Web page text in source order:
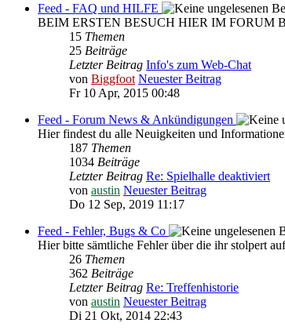
Feed - FAQ und HILFE
BEIM ERSTEN BESUCH HIER IM FORUM
15 Themen
25 Beiträge
Letzter Beitrag Info's zum Web-Chat
von Biggfoot Neuester Beitrag
Fr 10 Apr, 2015 00:48
Feed - Forum News & Ankündigungen
Hier findest du alle Neuigkeiten und
187 Themen
1034 Beiträge
Letzter Beitrag Re: Spielhalle deaktiviert
von austin Neuester Beitrag
Do 12 Sep, 2019 11:17
Feed - Fehler, Bugs & Co
Hier bitte sämtliche Fehler über die ihr stolpert
26 Themen
362 Beiträge
Letzter Beitrag Re: Treffenhistorie
von austin Neuester Beitrag
Di 21 Okt, 2014 22:43